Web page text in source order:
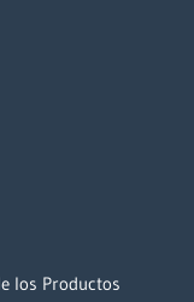
los Productos